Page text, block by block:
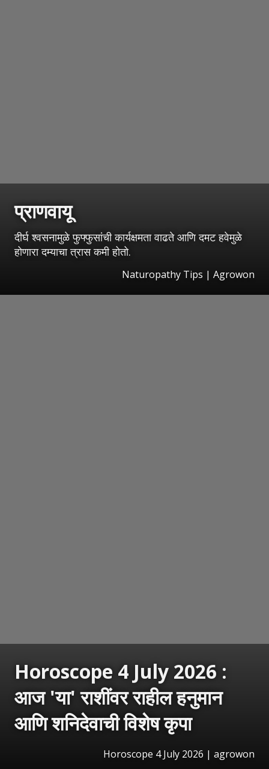
प्राणवायू
दीर्घ श्वसनामुळे फुफ्फुसांची कार्यक्षमता वाढते आणि दमट हवेमुळे
होणारा दम्याचा त्रास कमी होतो.
Naturopathy Tips | Agrowon
Horoscope 4 July 2026 :
आज 'या' राशींवर राहील हनुमान
आणि शनिदेवाची विशेष कृपा
Horoscope 4 July 2026 | agrowon